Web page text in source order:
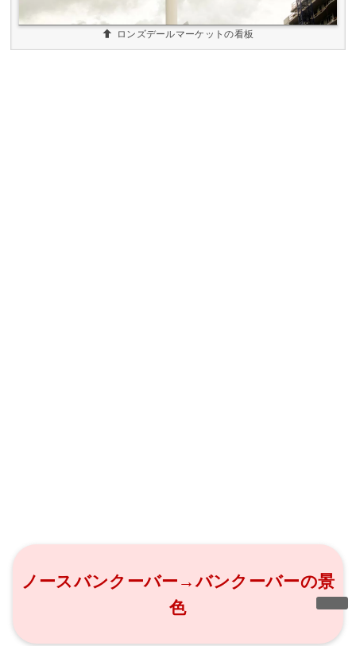
ロンズデールマーケットの看板
ノースバンクーバー→バンクーバーの景
色